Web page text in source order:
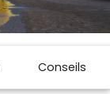
Conseils